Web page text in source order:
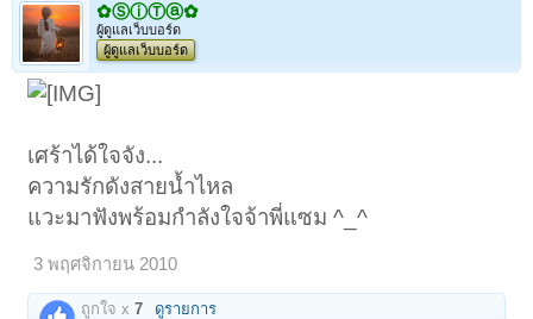
✿ⓈⓘⓉⓐ✿
ผู้ดูแลเว็บบอร์ด
ผู้ดูแลเว็บบอร์ด
เศร้าได้ใจจัง...
ความรักดังสายน้ำไหล
แวะมาฟังพร้อมกำลังใจจ้าพี่แซม ^_^
3 พฤศจิกายน 2010
ถูกใจ x7 ดูรายการ